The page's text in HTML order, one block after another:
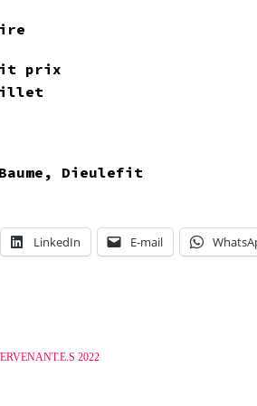
prix
Dieulefit
LinkedIn E-mail
2022